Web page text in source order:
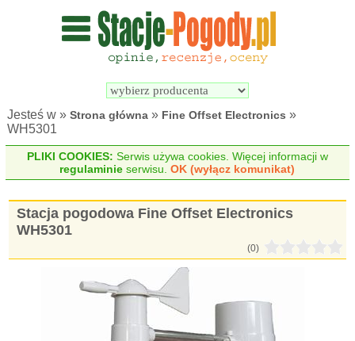
Wyszukiwarka
pogodowych
Jesteś w »Strona główna » Fine Offset Electronics »
WH5301
PLIKI COOKIES: Serwis używa cookies. Więcej informacji w
regulaminie serwisu.OK (wyłącz komunikat)
Stacja pogodowa Fine Offset Electronics
WH5301
(0)